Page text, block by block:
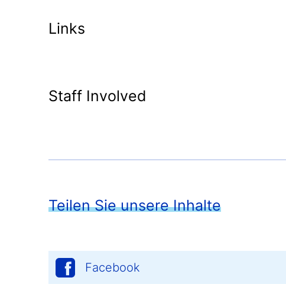
Links
Staff Involved
Teilen Sie unsere Inhalte
Facebook